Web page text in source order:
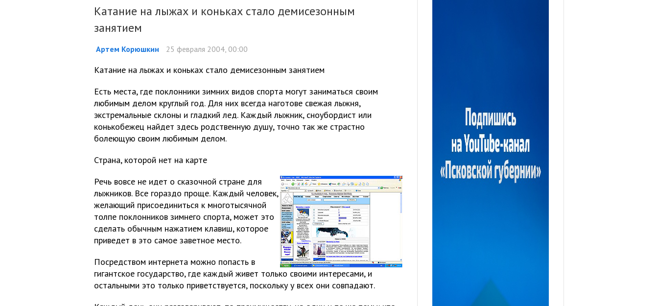
Катание на лыжах и коньках стало демисезонным
занятием
Артем Корюшкин 25 февраля 2004, 00:00
Катание на лыжах и коньках стало демисезонным занятием
Есть места, где поклонники зимних видов спорта могут заниматься своим
любимым делом круглый год. Для них всегда наготове свежая лыжня,
экстремальные склоны и гладкий лед. Каждый лыжник, сноубордист или
конькобежец найдет здесь родственную душу, точно так же страстно
болеющую своим любимым делом.
Страна, которой нет на карте
Речь вовсе не идет о сказочной стране для
лыжников. Все гораздо проще. Каждый человек,
желающий присоединиться к многотысячной
толпе поклонников зимнего спорта, может это
сделать обычным нажатием клавиш, которое
приведет в это самое заветное место.
Посредством интернета можно попасть в
гигантское государство, где каждый живет только своими интересами, и
остальными это только приветствуется, поскольку у всех они совпадают.